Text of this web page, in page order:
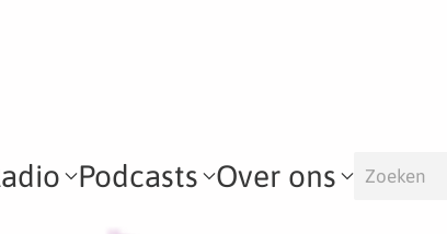
Podcasts Over ons